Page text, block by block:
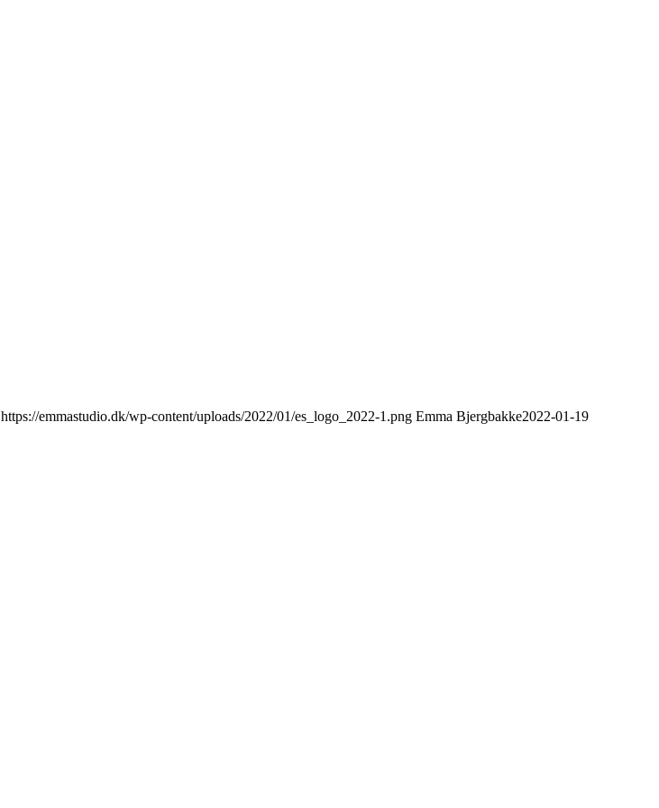
https://emmastudio.dk/wp-content/uploads/2022/01/es_logo_2022-1.png Emma Bjergbakke2022-01-19